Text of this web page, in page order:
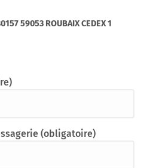
59053 ROUBAIX CEDEX 1
(obligatoire)